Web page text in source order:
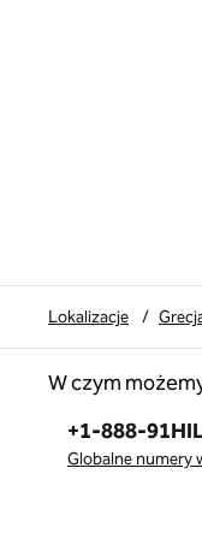
Lokalizacje /
W czym
Telefon:
+1-888-
Globalne numery